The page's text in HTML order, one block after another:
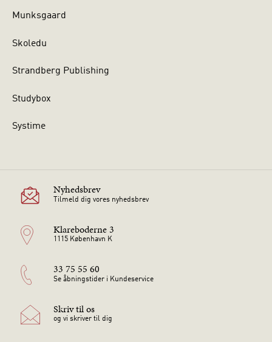
Munksgaard
Skoledu
Strandberg Publishing
Studybox
Systime
Nyhedsbrev
Tilmeld dig vores nyhedsbrev
Klareboderne 3
1115 København K
33 75 55 60
Se åbningstider i Kundeservice
Skriv til os
og vi skriver til dig